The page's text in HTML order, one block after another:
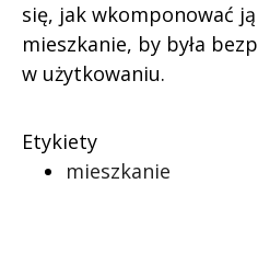
się, jak wkomponować
mieszkanie, by była
w użytkowaniu.
Etykiety
mieszkanie